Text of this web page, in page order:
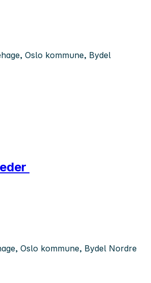
Oslo kommune, Bydel
Oslo kommune, Bydel Nordre